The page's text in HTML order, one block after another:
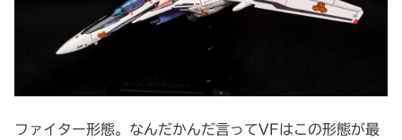
ファイター形態。なんだかんだ言ってVFはこの形態が最